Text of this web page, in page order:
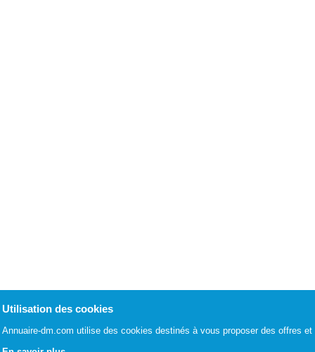
Utilisation des cookies
Annuaire-dm.com utilise des cookies destinés à vous proposer des offres